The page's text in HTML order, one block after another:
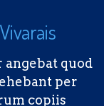
quod
per
copiis